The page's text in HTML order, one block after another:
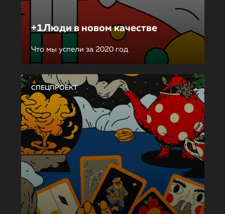
+1Люди в новом качестве
Что мы успели за 2020 год
СПЕЦПРОЕКТ